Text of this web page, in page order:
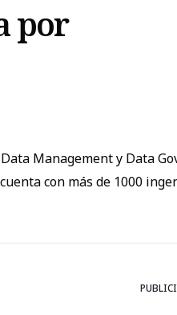
por
Management y Data
con más de 1000